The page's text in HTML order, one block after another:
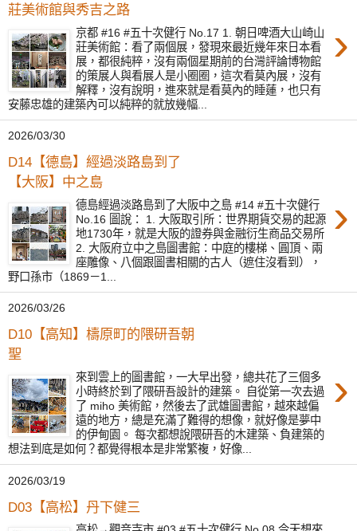
莊美術館與秀吉之路
›
京都 #16 #五十次健行 No.17 1. 朝日啤酒大山崎山
莊美術館：看了兩個展，發現來最近幾年來日本看
展，都很純粹，沒有兩個星期前的台灣評論博物館
的策展人與看展人是小圈圈，這次看莫內展，沒有
解釋，沒有說明，進來就是看莫內的睡蓮，也只有
安藤忠雄的建築內可以純粹的就放幾幅...
2026/03/30
D14【德島】經過淡路島到了
【大阪】中之島
›
德島經過淡路島到了大阪中之島 #14 #五十次健行
No.16 圖說： 1. 大阪取引所：世界期貨交易的起源
地1730年，就是大阪的證券與金融衍生商品交易所
2. 大阪府立中之島圖書館：中庭的樓梯、圓頂、兩
座雕像、八個跟圖書相關的古人（遮住沒看到），
野口孫市（1869－1...
2026/03/26
D10【高知】檮原町的隈研吾朝
聖
›
來到雲上的圖書館，一大早出發，總共花了三個多
小時終於到了隈研吾設計的建築。 自從第一次去過
了 miho 美術館，然後去了武雄圖書館，越來越偏
遠的地方，總是充滿了難得的想像，就好像是夢中
的伊甸園。 每次都想說隈研吾的木建築、負建築的
想法到底是如何？都覺得根本是非常繁複，好像...
2026/03/19
D03【高松】丹下健三